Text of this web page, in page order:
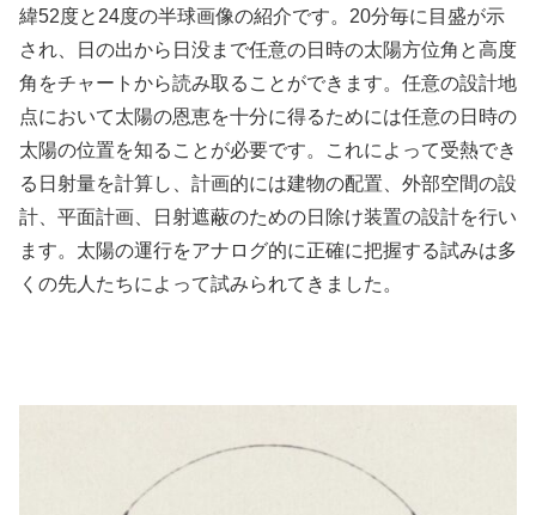
緯52度と24度の半球画像の紹介です。20分毎に目盛が示
され、日の出から日没まで任意の日時の太陽方位角と高度
角をチャートから読み取ることができます。任意の設計地
点において太陽の恩恵を十分に得るためには任意の日時の
太陽の位置を知ることが必要です。これによって受熱でき
る日射量を計算し、計画的には建物の配置、外部空間の設
計、平面計画、日射遮蔽のための日除け装置の設計を行い
ます。太陽の運行をアナログ的に正確に把握する試みは多
くの先人たちによって試みられてきました。